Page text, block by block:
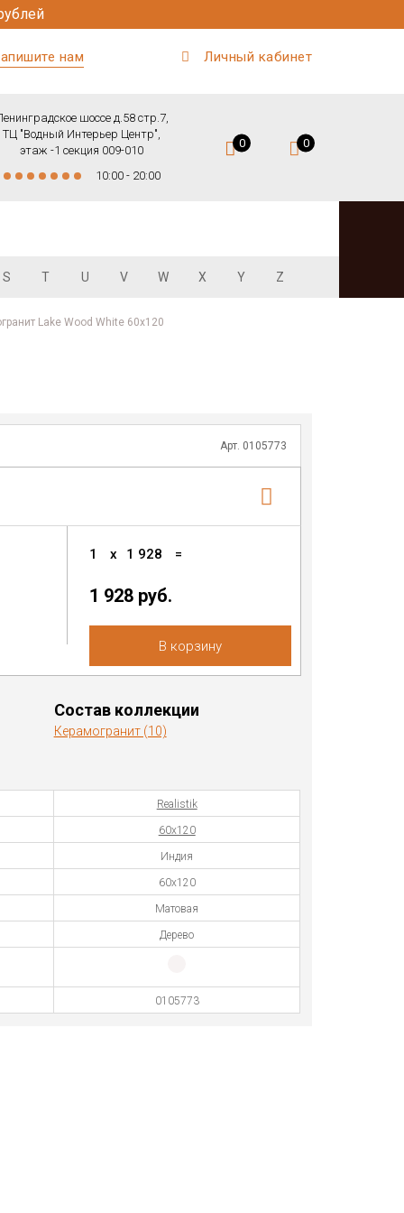
нам Личный кабинет
шоссе д.58 стр.7,
ТЦ "Водный Интерьер Центр",
этаж -1 секция 009-010
10:00 - 20:00
0 0
S T U V W X Y Z
Lake Wood White 60x120
Арт. 0105773
1 x 1 928 =
1 928 руб.
В корзину
Состав коллекции
Керамогранит (10)
Realistik
60х120
Индия
60x120
Матовая
Дерево
0105773